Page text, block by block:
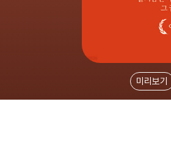
미리보기